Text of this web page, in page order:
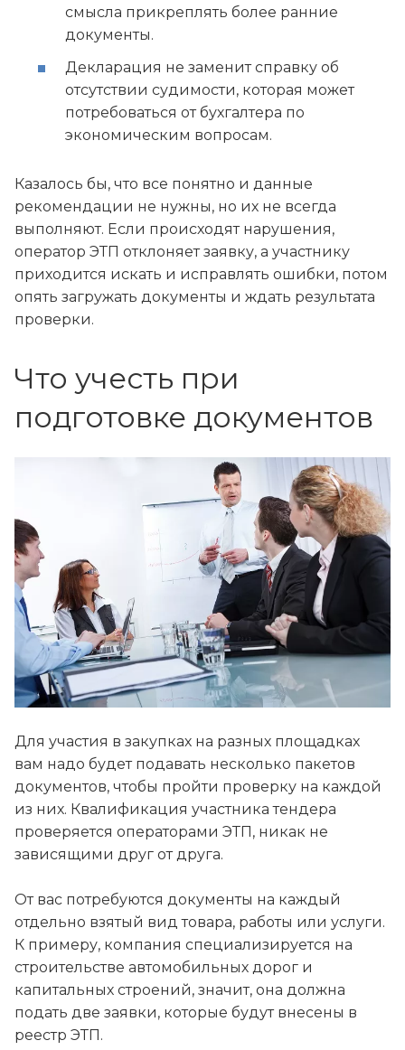
смысла прикреплять более ранние
документы.
Декларация не заменит справку об
отсутствии судимости, которая может
потребоваться от бухгалтера по
экономическим вопросам.
Казалось бы, что все понятно и данные
рекомендации не нужны, но их не всегда
выполняют. Если происходят нарушения,
оператор ЭТП отклоняет заявку, а участнику
приходится искать и исправлять ошибки, потом
опять загружать документы и ждать результата
проверки.
Что учесть при
подготовке документов
Для участия в закупках на разных площадках
вам надо будет подавать несколько пакетов
документов, чтобы пройти проверку на каждой
из них. Квалификация участника тендера
проверяется операторами ЭТП, никак не
зависящими друг от друга.
От вас потребуются документы на каждый
отдельно взятый вид товара, работы или услуги.
К примеру, компания специализируется на
строительстве автомобильных дорог и
капитальных строений, значит, она должна
подать две заявки, которые будут внесены в
реестр ЭТП.